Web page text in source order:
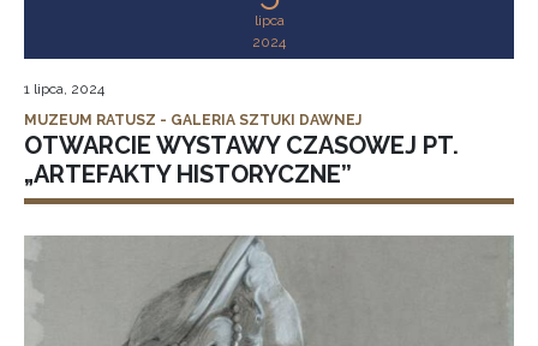
lipca
2024
1 lipca, 2024
MUZEUM RATUSZ - GALERIA SZTUKI DAWNEJ
OTWARCIE WYSTAWY CZASOWEJ PT.
„ARTEFAKTY HISTORYCZNE”